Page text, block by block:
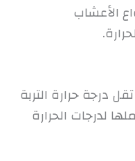
الأعشاب
درجة حرارة التربة
لدرجات الحرارة